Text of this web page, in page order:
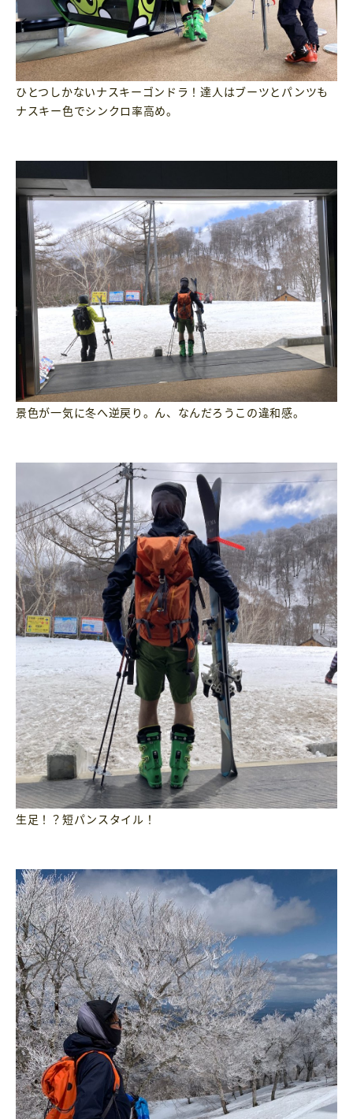
ひとつしかないナスキーゴンドラ！達人はブーツとパンツも
ナスキー色でシンクロ率高め。
景色が一気に冬へ逆戻り。ん、なんだろうこの違和感。
生足！？短パンスタイル！